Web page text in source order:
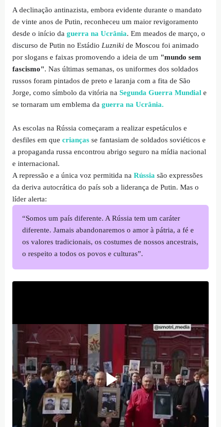
A declinação antinazista, embora evidente durante o mandato
de vinte anos de Putin, reconheceu um maior revigoramento
desde o início da guerra na Ucrânia. Em meados de março, o
discurso de Putin no Estádio Luzniki de Moscou foi animado
por slogans e faixas promovendo a ideia de um "mundo sem
fascismo". Nas últimas semanas, os uniformes dos soldados
russos foram pintados de preto e laranja com a fita de São
Jorge, como símbolo da vitória na Segunda Guerra Mundial e
se tornaram um emblema da guerra na Ucrânia.
As escolas na Rússia começaram a realizar espetáculos e
desfiles em que crianças se fantasiam de soldados soviéticos e
a propaganda russa encontrou abrigo seguro na mídia nacional
e internacional.
A repressão e a única voz permitida na Rússia são expressões
da deriva autocrática do país sob a liderança de Putin. Mas o
líder alerta:
“Somos um país diferente. A Rússia tem um caráter
diferente. Jamais abandonaremos o amor à pátria, a fé e
os valores tradicionais, os costumes de nossos ancestrais,
o respeito a todos os povos e culturas”.